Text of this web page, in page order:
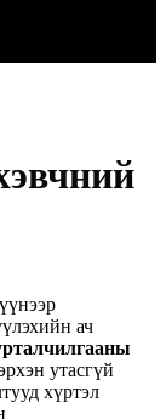
ач
утасгүй
хүртэл